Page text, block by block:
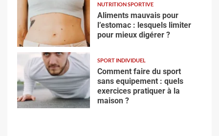
NUTRITION SPORTIVE
Aliments mauvais pour
l’estomac : lesquels limiter
pour mieux digérer ?
SPORT INDIVIDUEL
Comment faire du sport
sans equipement : quels
exercices pratiquer à la
maison ?